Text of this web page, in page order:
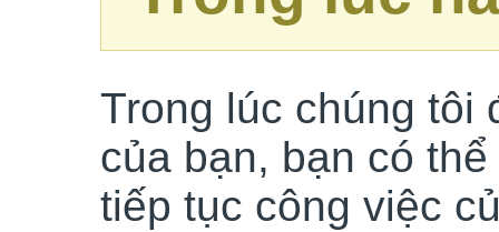
Trong lúc chúng tôi
của bạn, bạn có
tiếp tục công việc